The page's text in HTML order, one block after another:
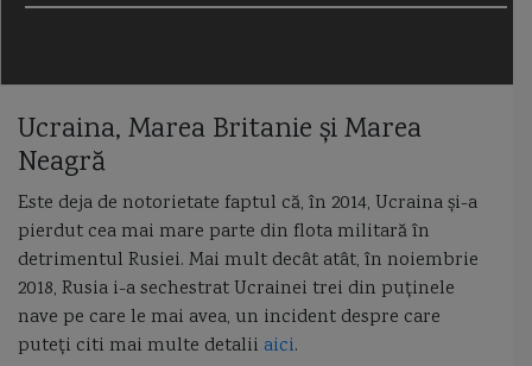
BAE Systems batalii navale
baterii de coasta Beirut beiul de samos Black Ball Line
bolozan Bosfor Bouffonne bric bricul Mircea Brutar
Bulgaria Caffa caic caic brancovenesc calitati manevriere
Ucraina, Marea Britanie și Marea
Neagră
Este deja de notorietate faptul că, în 2014, Ucraina și-a
pierdut cea mai mare parte din flota militară în
detrimentul Rusiei. Mai mult decât atât, în noiembrie
2018, Rusia i-a sechestrat Ucrainei trei din puținele
nave pe care le mai avea, un incident despre care
puteți citi mai multe detalii aici.